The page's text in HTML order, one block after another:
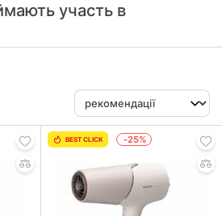
участь в
BEST CLICK -25%